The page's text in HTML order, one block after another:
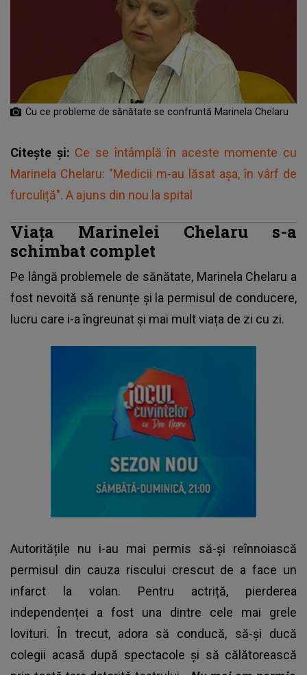
Cu ce probleme de sănătate se confruntă Marinela Chelaru
Citește și: Ce se întâmplă în aceste momente cu
Marinela Chelaru: "Medicii m-au lăsat așa, în vârf de
furculiță". A ajuns din nou la spital
Viața Marinelei Chelaru s-a
schimbat complet
Pe lângă problemele de sănătate, Marinela Chelaru a
fost nevoită să renunțe și la permisul de conducere,
lucru care i-a îngreunat și mai mult viața de zi cu zi.
Autoritățile nu i-au mai permis să-și reînnoiască
permisul din cauza riscului crescut de a face un
infarct la volan. Pentru actriță, pierderea
independenței a fost una dintre cele mai grele
lovituri. În trecut, adora să conducă, să-și ducă
colegii acasă după spectacole și să călătorească